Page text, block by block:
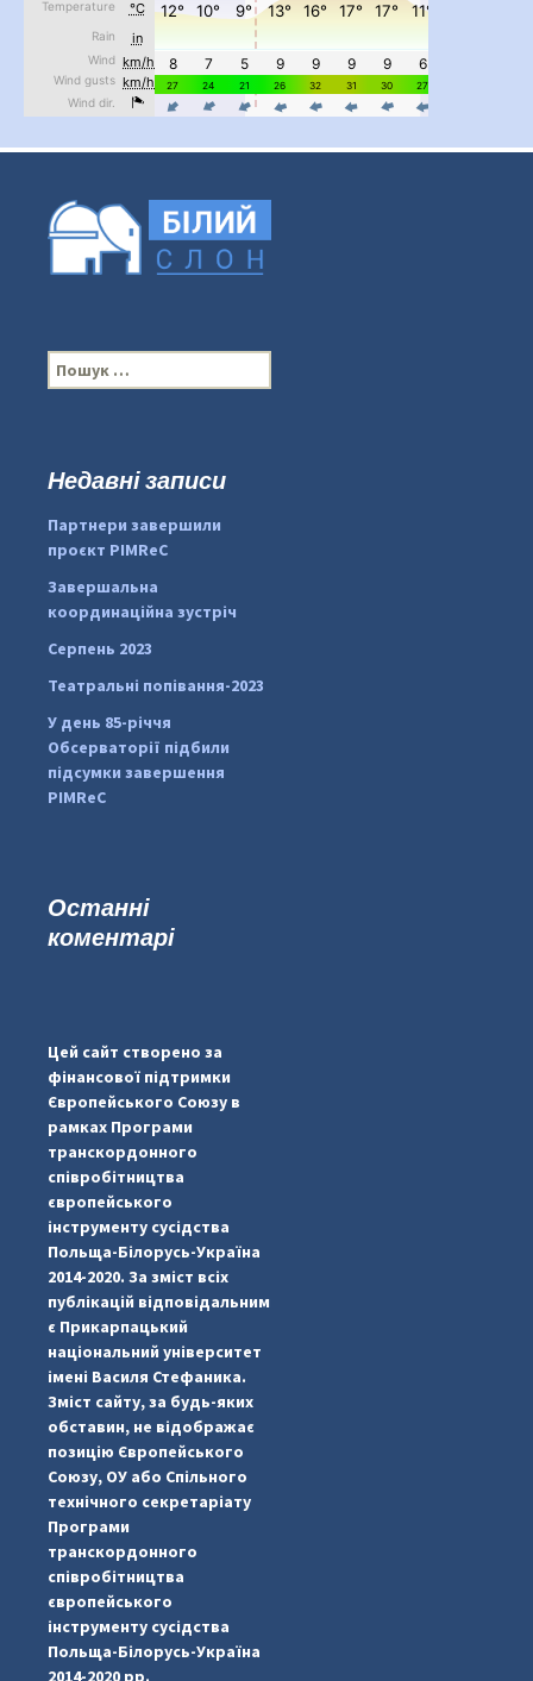
pimrec_project
#PipIvanToday
pimrec_project
#PipIvanToday
П
о
:Недавні записи
Партнери завершили
проєкт PIMReC
Завершальна
координаційна зустріч
Серпень 2023
Театральні попівання-2023
У день 85-річчя
Обсерваторії підбили
підсумки завершення
PIMReC
Останні
коментарі
Цей сайт створено за
фінансової підтримки
Європейського Союзу в
рамках Програми
транскордонного
співробітництва
європейського
інструменту сусідства
Польща-Білорусь-Україна
2014-2020. За зміст всіх
публікацій відповідальним
є Прикарпацький
національний університет
імені Василя Стефаника.
Зміст сайту, за будь-яких
обставин, не відображає
позицію Європейського
Союзу, ОУ або Спільного
технічного секретаріату
Програми
транскордонного
співробітництва
європейського
інструменту сусідства
Польща-Білорусь-Україна
2014-2020 рр.